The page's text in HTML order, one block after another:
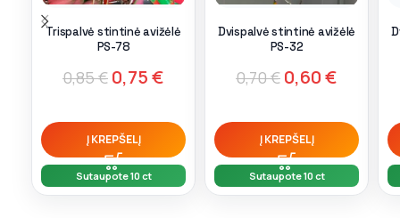
Trispalvė stintinė avižėlė
PS-78
0,85€ 0,75€
Į KREPŠELĮ
Sutaupote 10 ct
Dvispalvė stintinė avižėlė
PS-32
0,70€ 0,60€
Į KREPŠELĮ
Sutaupote 10 ct